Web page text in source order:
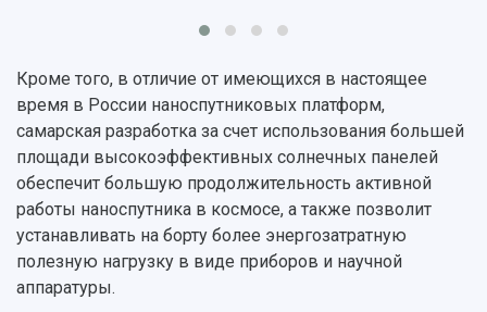
Инжиниринговый центр
Архив
Фирменный стиль
Устойчивое развитие
Кампус
3D-тур по университету
Музеи
Учебный аэродром
Библиотека
Видеолекции
Противодействие COVID-19
Областной конкурс "Молодой учёный"
Отчеты о научно-исследовательской
Журналы Самарского университета
Научные конференции
Кроме того, в отличие от имеющихся в настоящее
время в России наноспутниковых платформ,
самарская разработка за счет использования большей
площади высокоэффективных солнечных панелей
обеспечит большую продолжительность активной
работы наноспутника в космосе, а также позволит
устанавливать на борту более энергозатратную
полезную нагрузку в виде приборов и научной
аппаратуры.